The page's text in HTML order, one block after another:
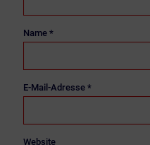
Name *
E-Mail-Adresse *
Website